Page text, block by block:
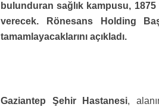
bulunduran sağlık kampusu,
verecek. Rönesans Holding
tamamlayacaklarını açıkladı.
Gaziantep Şehir Hastanesi,